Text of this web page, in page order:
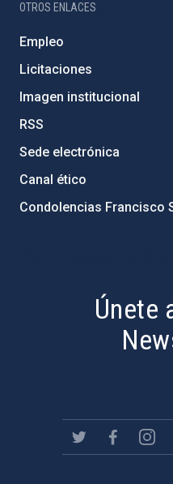
OTROS ENLACES
Empleo
Licitaciones
Imagen institucional
RSS
Sede electrónica
Canal ético
Condolencias Francisco
Únete